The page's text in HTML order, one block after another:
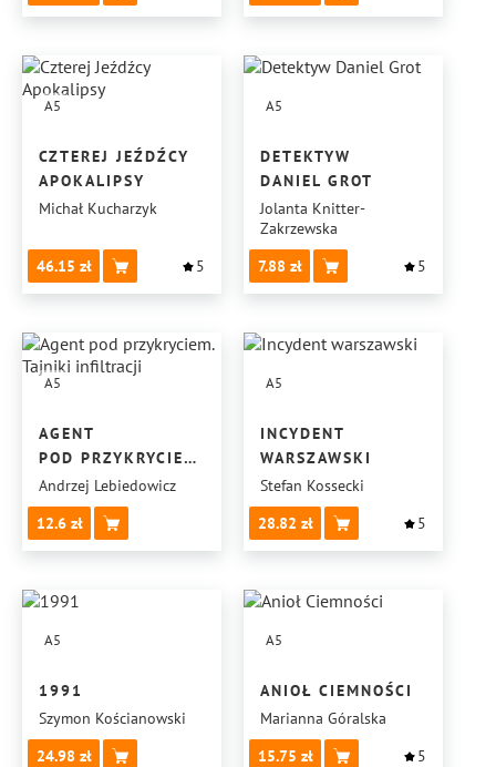
A5
CZTEREJ JEŹDŹCY
APOKALIPSY
Michał Kucharzyk
46.15 5
A5
DETEKTYW
DANIEL GROT
Jolanta Knitter-
Zakrzewska
7.88
5
A5
AGENT
POD PRZYKRYCIEM.
TAJNIKI
INFILTRACJI
Andrzej Lebiedowicz
12.6
A5
INCYDENT
WARSZAWSKI
Stefan Kossecki
28.82
5
A5
1991
Szymon Kościanowski
24.98
A5
ANIOŁ CIEMNOŚCI
Marianna Góralska
15.75
5